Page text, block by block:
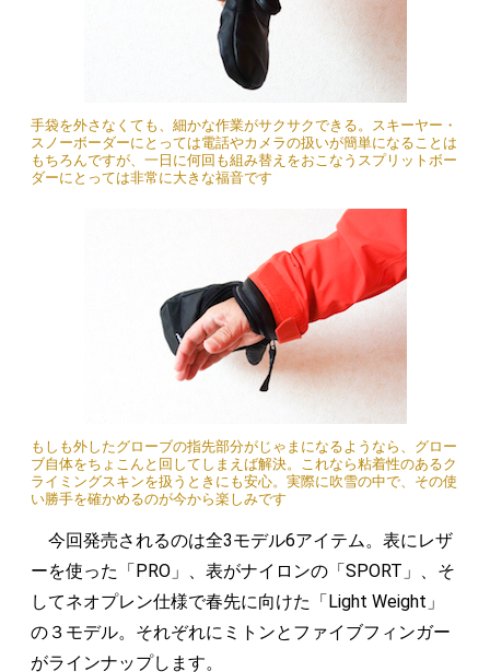
手袋を外さなくても、細かな作業がサクサクできる。スキーヤー・
スノーボーダーにとっては電話やカメラの扱いが簡単になることは
もちろんですが、一日に何回も組み替えをおこなうスプリットボー
ダーにとっては非常に大きな福音です
もしも外したグローブの指先部分がじゃまになるようなら、グロー
ブ自体をちょこんと回してしまえば解決。これなら粘着性のあるク
ライミングスキンを扱うときにも安心。実際に吹雪の中で、その使
い勝手を確かめるのが今から楽しみです
今回発売されるのは全3モデル6アイテム。表にレザ
ーを使った「PRO」、表がナイロンの「SPORT」、そ
してネオプレン仕様で春先に向けた「Light Weight」
の３モデル。それぞれにミトンとファイブフィンガー
がラインナップします。